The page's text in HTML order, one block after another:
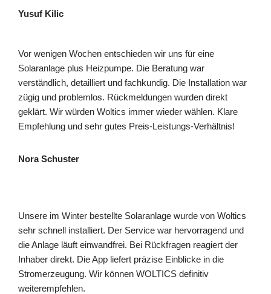
Yusuf Kilic
Vor wenigen Wochen entschieden wir uns für eine
Solaranlage plus Heizpumpe. Die Beratung war
verständlich, detailliert und fachkundig. Die Installation war
zügig und problemlos. Rückmeldungen wurden direkt
geklärt. Wir würden Woltics immer wieder wählen. Klare
Empfehlung und sehr gutes Preis-Leistungs-Verhältnis!
Nora Schuster
Unsere im Winter bestellte Solaranlage wurde von Woltics
sehr schnell installiert. Der Service war hervorragend und
die Anlage läuft einwandfrei. Bei Rückfragen reagiert der
Inhaber direkt. Die App liefert präzise Einblicke in die
Stromerzeugung. Wir können WOLTICS definitiv
weiterempfehlen.